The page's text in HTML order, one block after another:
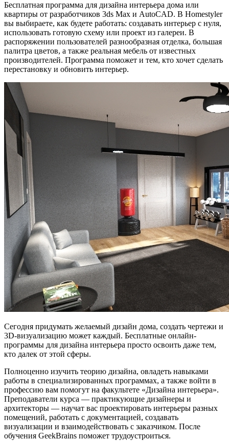
Бесплатная программа для дизайна интерьера дома или
квартиры от разработчиков 3ds Max и AutoCAD. В Homestyler
вы выбираете, как будете работать: создавать интерьер с нуля,
использовать готовую схему или проект из галереи. В
распоряжении пользователей разнообразная отделка, большая
палитра цветов, а также реальная мебель от известных
производителей. Программа поможет и тем, кто хочет сделать
перестановку и обновить интерьер.
Сегодня придумать желаемый дизайн дома, создать чертежи и
3D-визуализацию может каждый. Бесплатные онлайн-
программы для дизайна интерьера просто освоить даже тем,
кто далек от этой сферы.
Полноценно изучить теорию дизайна, овладеть навыками
работы в специализированных программах, а также войти в
профессию вам помогут на факультете «Дизайна интерьера».
Преподаватели курса — практикующие дизайнеры и
архитекторы — научат вас проектировать интерьеры разных
помещений, работать с документацией, создавать
визуализации и взаимодействовать с заказчиком. После
обучения GeekBrains поможет трудоустроиться.